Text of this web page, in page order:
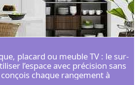
placard ou meuble TV : le sur-
l’espace avec précision sans
chaque rangement à